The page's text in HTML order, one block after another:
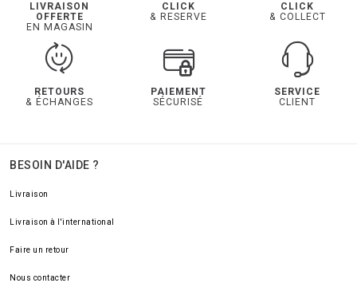
LIVRAISON
OFFERTE
EN MAGASIN
CLICK
& RESERVE
CLICK
& COLLECT
RETOURS
& ÉCHANGES
PAIEMENT
SÉCURISÉ
SERVICE
CLIENT
BESOIN D'AIDE ?
Livraison
Livraison à l'international
Faire un retour
Nous contacter